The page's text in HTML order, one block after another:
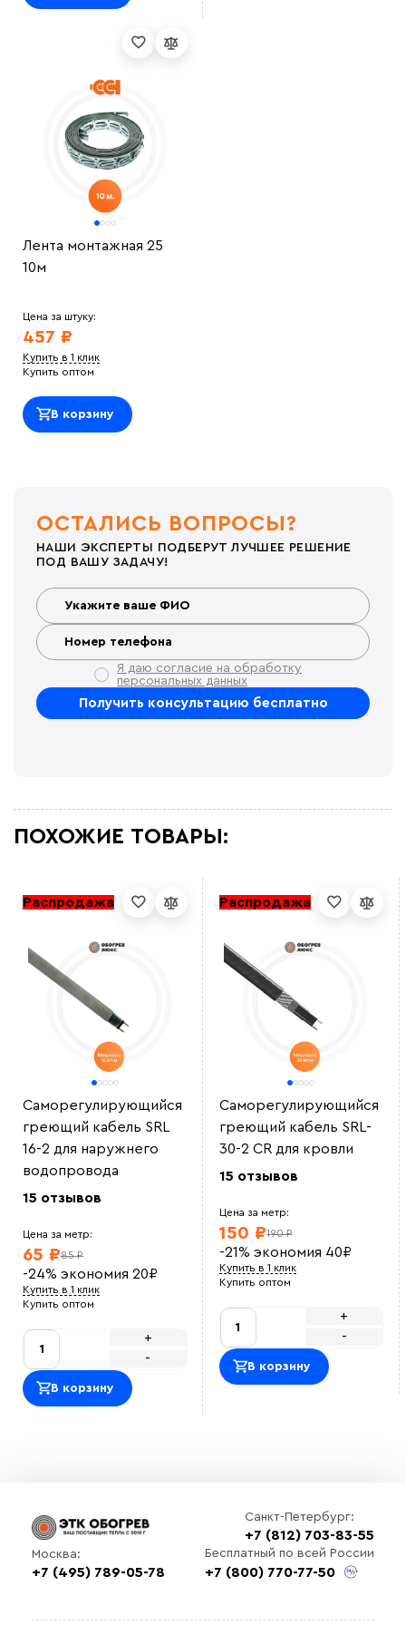
Лента монтажная 25
10м
Цена за штуку:
457 ₽
Купить в 1 клик
Купить оптом
В корзину
ОСТАЛИСЬ ВОПРОСЫ?
НАШИ ЭКСПЕРТЫ ПОДБЕРУТ ЛУЧШЕЕ РЕШЕНИЕ
ПОД ВАШУ ЗАДАЧУ!
Я даю согласие на обработку
персональных данных
ПОХОЖИЕ ТОВАРЫ:
Распродажа
Саморегулирующийся
греющий кабель SRL
16-2 для наружнего
водопровода
15 отзывов
Цена за метр:
85 ₽
65 ₽
-24% экономия 20₽
Купить в 1 клик
Купить оптом
-
+
В корзину
Распродажа
Саморегулирующийся
греющий кабель SRL-
30-2 CR для кровли
15 отзывов
Цена за метр:
190 ₽
150 ₽
-21% экономия 40₽
Купить в 1 клик
Купить оптом
-
+
В корзину
Санкт-Петербург:
+7 (812) 703-83-55
Москва:
+7 (495) 789-05-78
Бесплатный по всей России
+7 (800) 770-77-50